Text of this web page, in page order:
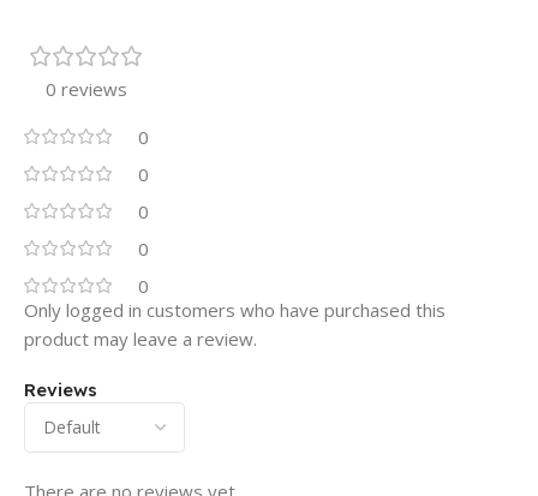
0 reviews
0
0
0
0
0
Reviews
There are no reviews yet.
Only logged in customers who have purchased this
product may leave a review.